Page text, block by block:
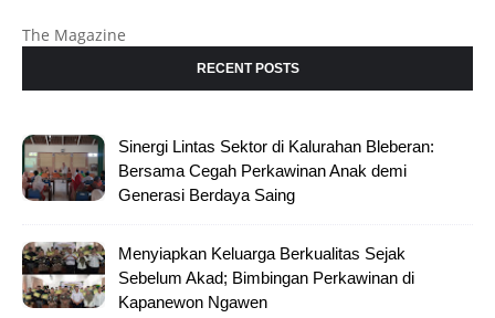
The Magazine
RECENT POSTS
Sinergi Lintas Sektor di Kalurahan Bleberan:
Bersama Cegah Perkawinan Anak demi
Generasi Berdaya Saing
Menyiapkan Keluarga Berkualitas Sejak
Sebelum Akad; Bimbingan Perkawinan di
Kapanewon Ngawen